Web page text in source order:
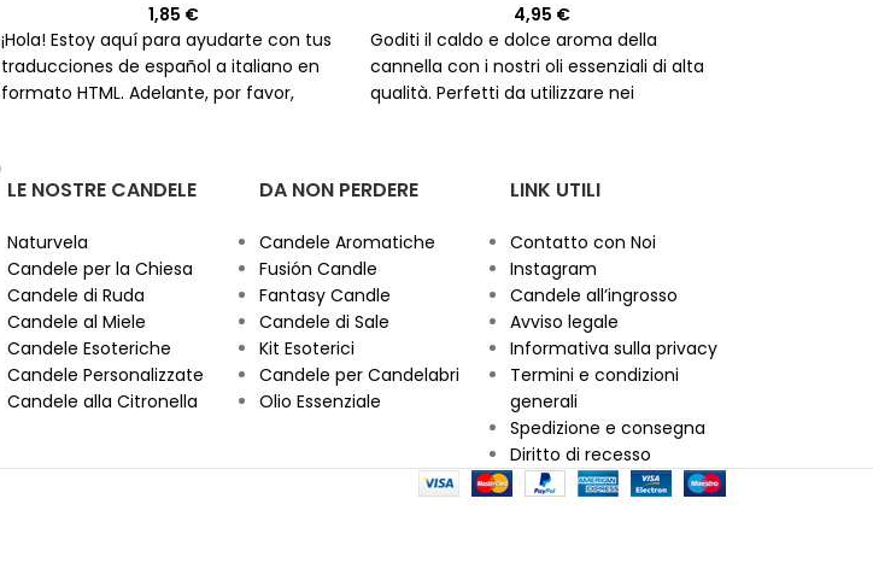
1,85 €
¡Hola! Estoy aquí para ayudarte con tus
traducciones de español a italiano en
formato HTML. Adelante, por favor,
número de caracteres. ¡Estoy listo para
4,95 €
Goditi il caldo e dolce aroma della
cannella con i nostri oli essenziali di alta
qualità. Perfetti da utilizzare nei
stanza.
Non valido per la creazione di
LE NOSTRE CANDELE
Naturvela
Candele per la Chiesa
Candele di Ruda
Candele al Miele
Candele Esoteriche
Candele Personalizzate
Candele alla Citronella
DA NON PERDERE
Candele Aromatiche
Fusión Candle
Fantasy Candle
Candele di Sale
Kit Esoterici
Candele per Candelabri
Olio Essenziale
LINK UTILI
Contatto con Noi
Instagram
Candele all’ingrosso
Avviso legale
Informativa sulla privacy
Termini e condizioni
generali
Spedizione e consegna
Diritto di recesso